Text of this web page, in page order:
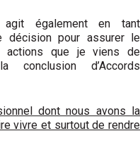
agit également en tant
décision pour assurer le
actions que je viens de
d’Accords
dont nous avons la
vivre et surtout de rendre